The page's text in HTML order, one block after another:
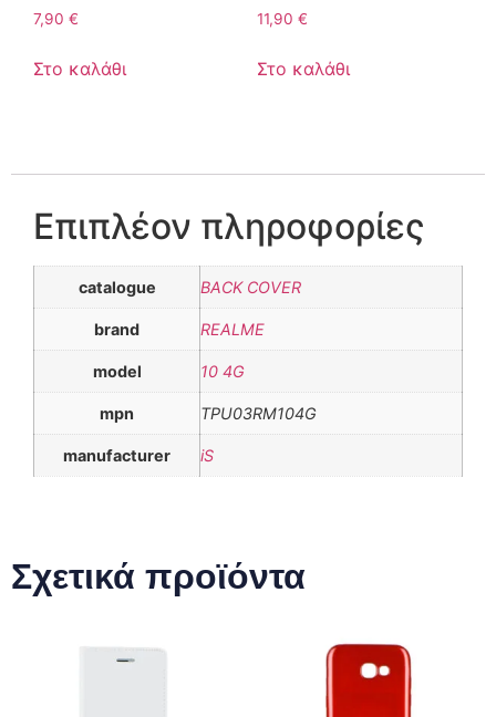
7,90 €
Στο καλάθι
11,90 €
Στο καλάθι
Επιπλέον πληροφορίες
catalogue BACK COVER
brand REALME
model 10 4G
mpn TPU03RM104G
manufacturer iS
Σχετικά προϊόντα